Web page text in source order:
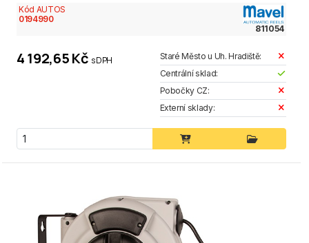
Kód AUTOS
0194990
811054
4 192,65 Kč s DPH
Staré Město u Uh. Hradiště:
Centrální sklad:
Pobočky CZ:
Externí sklady: